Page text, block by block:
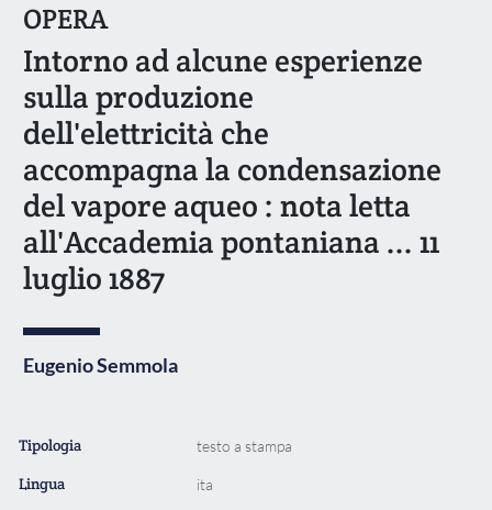
OPERA
Intorno ad alcune esperienze
sulla produzione
dell'elettricità che
accompagna la condensazione
del vapore aqueo : nota letta
all'Accademia pontaniana ... 11
luglio 1887
Eugenio Semmola
Tipologia testo a stampa
Lingua ita